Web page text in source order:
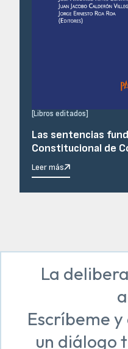
[Libros editados]
Las sentencias
Constitucional de
Leer más
La
Escríbeme
un diálogo